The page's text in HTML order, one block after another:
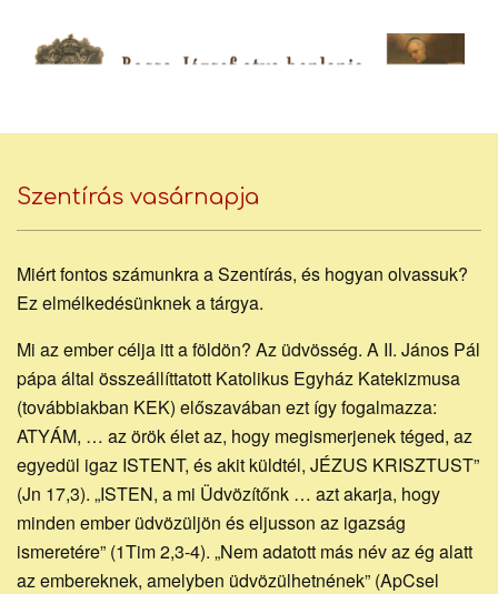
content
Bocsa
József
piarista
atya
honlapja
Menu
Szentírás vasárnapja
Miért fontos számunkra a Szentírás, és hogyan olvassuk?
Ez elmélkedésünknek a tárgya.
Mi az ember célja itt a földön? Az üdvösség. A II. János Pál
pápa által összeállíttatott Katolikus Egyház Katekizmusa
(továbbiakban KEK) előszavában ezt így fogalmazza:
ATYÁM, … az örök élet az, hogy megismerjenek téged, az
egyedül igaz ISTENT, és akit küldtél, JÉZUS KRISZTUST”
(Jn 17,3). „ISTEN, a mi Üdvözítőnk … azt akarja, hogy
minden ember üdvözüljön és eljusson az igazság
ismeretére” (1Tim 2,3-4). „Nem adatott más név az ég alatt
az embereknek, amelyben üdvözülhetnének” (ApCsel